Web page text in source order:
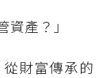
產？」
財富傳承的